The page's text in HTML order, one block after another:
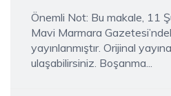
Önemli Not: Bu makale, 11
Mavi Marmara
yayınlanmıştır. Orijinal
ulaşabilirsiniz. Boşanma...